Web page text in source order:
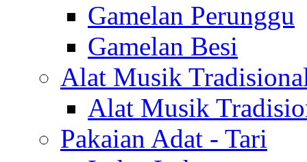
Gamelan Perunggu
Gamelan Besi
Alat Musik
Alat Musik
Pakaian Adat - Tari